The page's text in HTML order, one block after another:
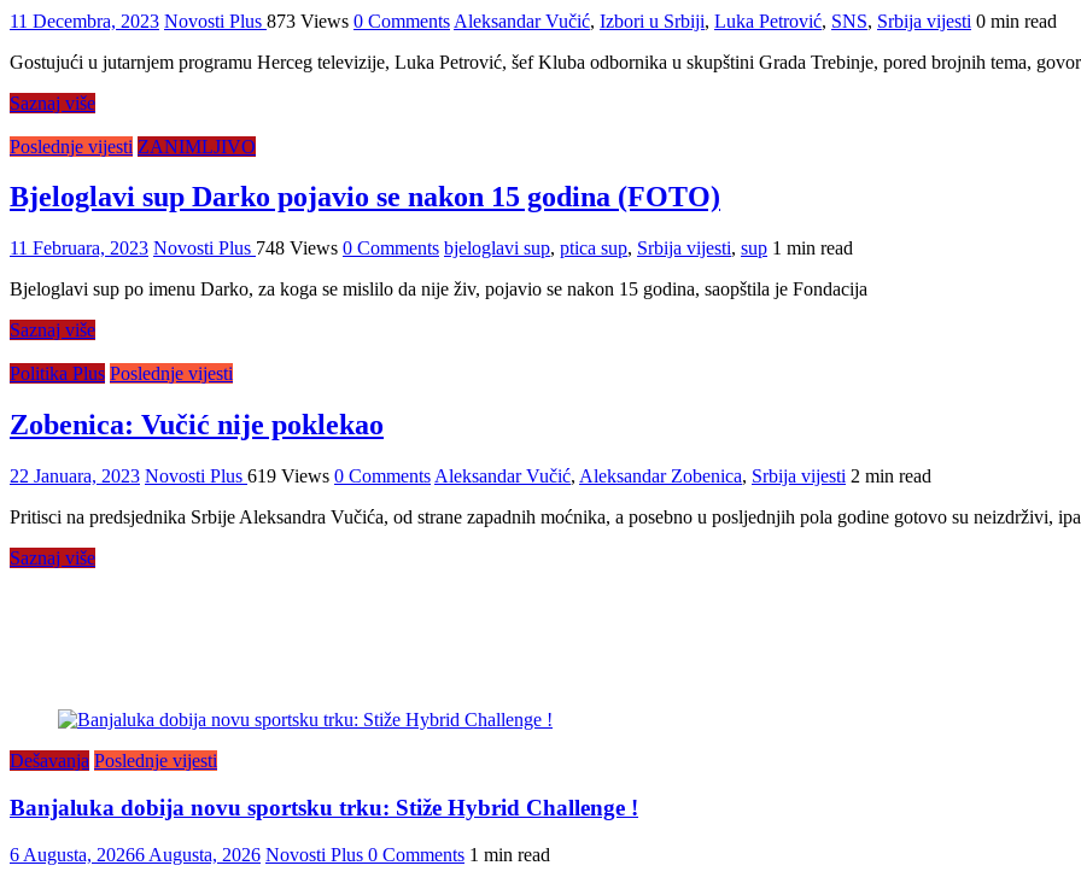
11 Decembra, 2023 Novosti Plus 873 Views 0 Comments Aleksandar Vučić, Izbori u Srbiji, Luka Petrović, SNS, Srbija vijesti 0 min read
Gostujući u jutarnjem programu Herceg televizije, Luka Petrović, šef Kluba odbornika u skupštini Grada Trebinje, pored brojnih tema,
Saznaj više
Poslednje vijesti ZANIMLJIVO
Bjeloglavi sup Darko pojavio se nakon 15 godina (FOTO)
11 Februara, 2023 Novosti Plus 748 Views 0 Comments bjeloglavi sup, ptica sup, Srbija vijesti, sup 1 min read
Bjeloglavi sup po imenu Darko, za koga se mislilo da nije živ, pojavio se nakon 15 godina, saopštila je Fondacija
Saznaj više
Politika Plus Poslednje vijesti
Zobenica: Vučić nije poklekao
22 Januara, 2023 Novosti Plus 619 Views 0 Comments Aleksandar Vučić, Aleksandar Zobenica, Srbija vijesti 2 min read
Pritisci na predsjednika Srbije Aleksandra Vučića, od strane zapadnih moćnika, a posebno u posljednjih pola godine gotovo su neizdrživi,
Saznaj više
Dešavanja Poslednje vijesti
Banjaluka dobija novu sportsku trku: Stiže Hybrid Challenge !
6 Augusta, 20266 Augusta, 2026 Novosti Plus 0 Comments 1 min read